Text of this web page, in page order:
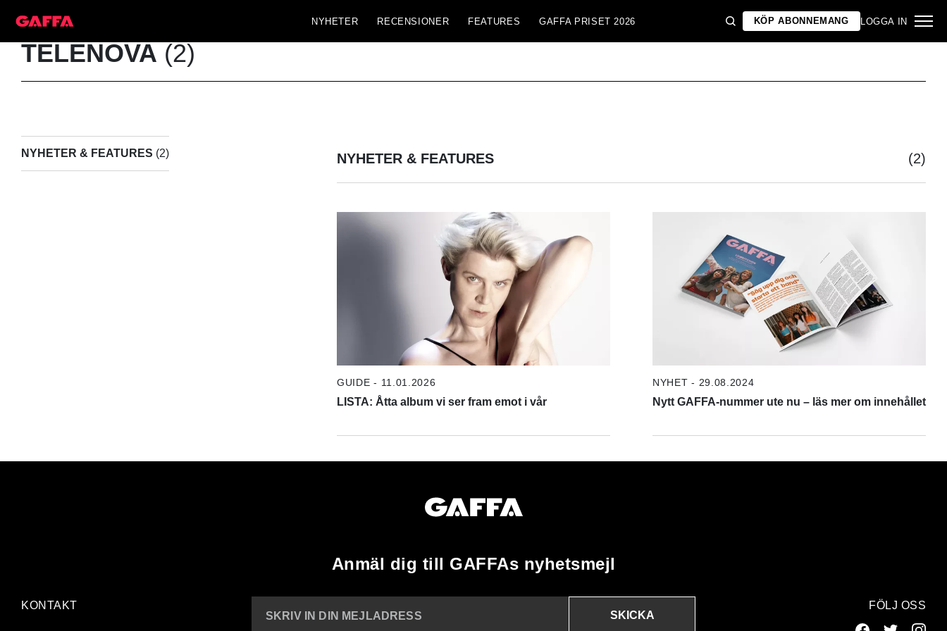
NYHETER RECENSIONER FEATURES GAFFA PRISET 2026 KÖP ABONNEMANG LOGGA IN
TELENOVA (2)
NYHETER & FEATURES (2) NYHETER & FEATURES (2)
GUIDE - 11.01.2026
LISTA: Åtta album vi ser fram emot i vår
NYHET - 29.08.2024
Nytt GAFFA-nummer ute nu – läs mer om innehållet
Anmäl dig till GAFFAs nyhetsmejl
KONTAKT
SKRIV IN DIN MEJLADRESS
SKICKA
FÖLJ OSS